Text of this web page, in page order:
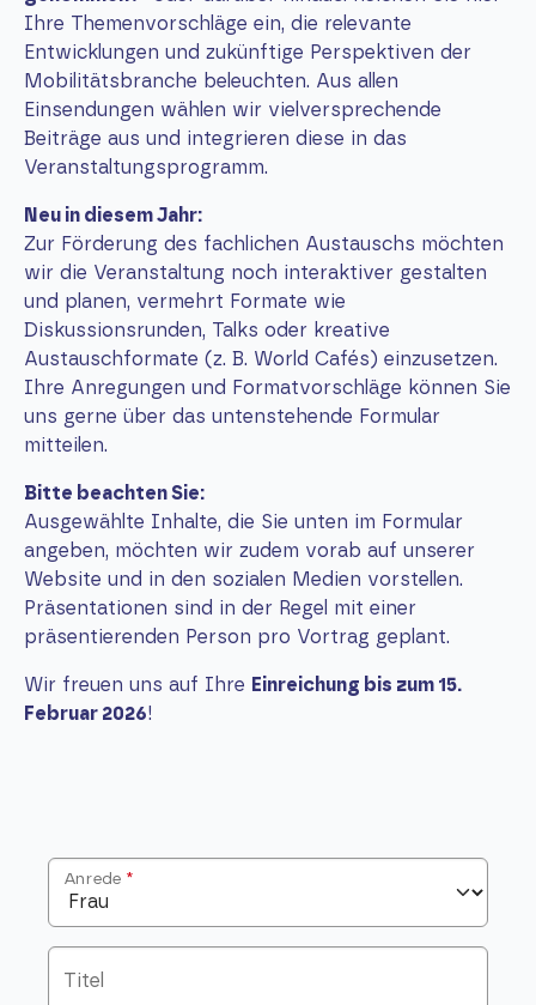
Ihre Themenvorschläge ein, die relevante
Entwicklungen und zukünftige Perspektiven der
Mobilitätsbranche beleuchten. Aus allen
Einsendungen wählen wir vielversprechende
Beiträge aus und integrieren diese in das
Veranstaltungsprogramm.
Neu in diesem Jahr:
Zur Förderung des fachlichen Austauschs möchten
wir die Veranstaltung noch interaktiver gestalten
und planen, vermehrt Formate wie
Diskussionsrunden, Talks oder kreative
Austauschformate (z. B. World Cafés) einzusetzen.
Ihre Anregungen und Formatvorschläge können Sie
uns gerne über das untenstehende Formular
mitteilen.
Bitte beachten Sie:
Ausgewählte Inhalte, die Sie unten im Formular
angeben, möchten wir zudem vorab auf unserer
Website und in den sozialen Medien vorstellen.
Präsentationen sind in der Regel mit einer
präsentierenden Person pro Vortrag geplant.
Wir freuen uns auf Ihre Einreichung bis zum 15.
Februar 2026!
Anrede *
Titel